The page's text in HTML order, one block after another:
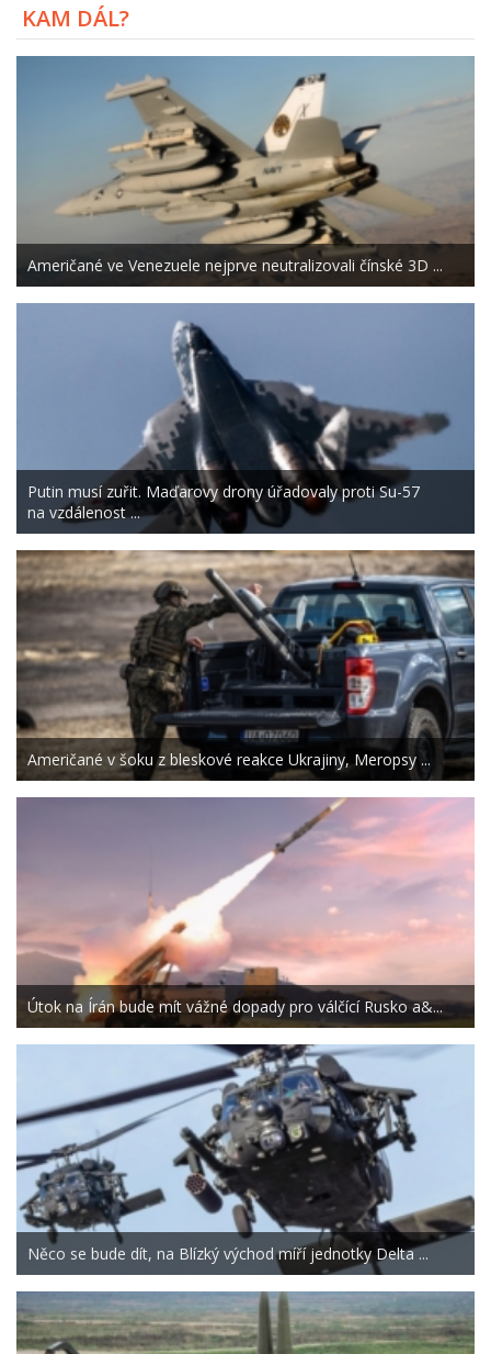
KAM DÁL?
Američané ve Venezuele nejprve neutralizovali čínské 3D ...
Putin musí zuřit. Maďarovy drony úřadovaly proti Su-57
na vzdálenost ...
Američané v šoku z bleskové reakce Ukrajiny, Meropsy ...
Útok na Írán bude mít vážné dopady pro válčící Rusko a&...
Něco se bude dít, na Blízký východ míří jednotky Delta ...